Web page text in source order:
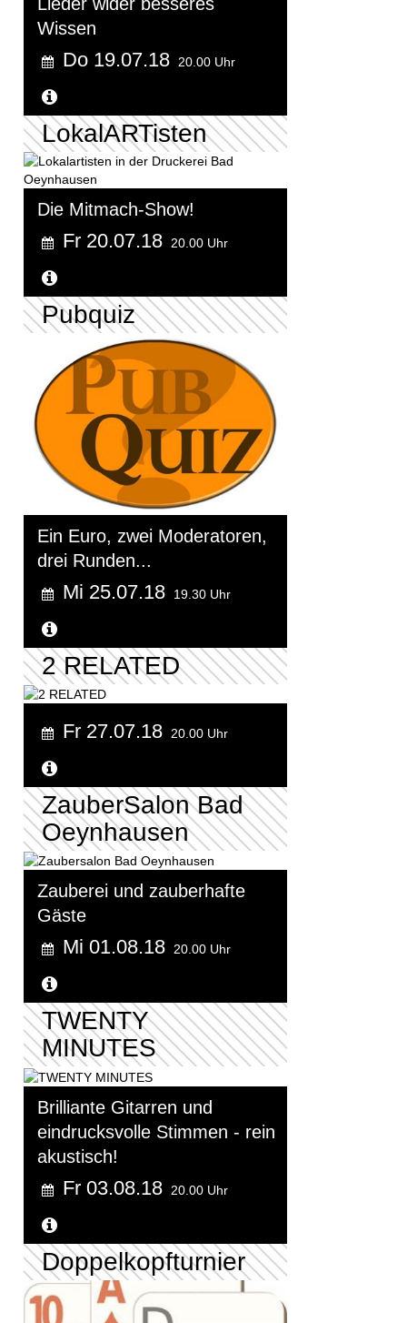
Lieder wider besseres
Wissen
Do 19.07.18 20.00 Uhr
LokalARTisten
Die Mitmach-Show!
Fr 20.07.18 20.00 Uhr
Pubquiz
Ein Euro, zwei Moderatoren,
drei Runden...
Mi 25.07.18 19.30 Uhr
2 RELATED
Fr 27.07.18 20.00 Uhr
ZauberSalon Bad
Oeynhausen
Zauberei und zauberhafte
Gäste
Mi 01.08.18 20.00 Uhr
TWENTY
MINUTES
Brilliante Gitarren und
eindrucksvolle Stimmen - rein
akustisch!
Fr 03.08.18 20.00 Uhr
Doppelkopfturnier